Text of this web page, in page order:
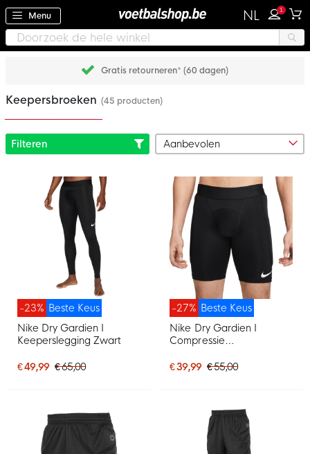
Menu NL 1
Gratis retourneren* (60 dagen)
Keepersbroeken (45 producten)
Filteren
Beste Keus
-23%
Nike Dry Gardien I
Keeperslegging Zwart
€ 49,99 € 65,00
Beste Keus
-27%
Nike Dry Gardien I
Compressie
€ 39,99 € 55,00